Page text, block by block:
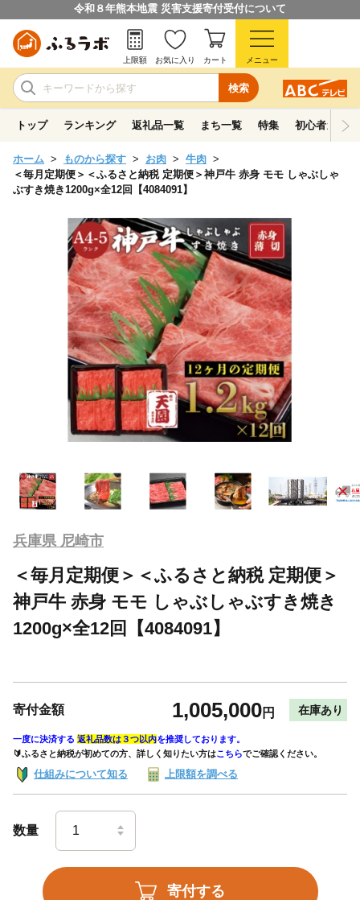
令和８年熊本地震 災害支援寄付受付について
検索
上限額 お気に入り カート メニュー
トップ ランキング 返礼品一覧 まち一覧 特集 初心者ガイド
ホーム ものから探す お肉
牛肉
＜毎月定期便＞＜ふるさと納税 定期便＞神戸牛 赤身 モモ しゃぶしゃ
ぶすき焼き1200g×全12回【4084091】
兵庫県 尼崎市
＜毎月定期便＞＜ふるさと納税 定期便＞
神戸牛 赤身 モモ しゃぶしゃぶすき焼き
1200g×全12回【4084091】
寄付金額 1,005,000円 在庫あり
一度に決済する 返礼品数は３つ以内を推奨しております。
🔰ふるさと納税が初めての方、詳しく知りたい方はこちらでご確認ください。
仕組みについて知る 上限額を調べる
数量
寄付する